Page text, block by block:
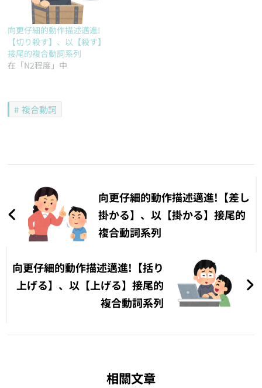
向更仔細的動作描述邁進!
【切り殺す】、以【殺す】
接尾的複合動詞系列
在「N2程度」中
複合動詞
導
向更仔細的動作描述邁進!【差し
掛かる】、以【掛かる】接尾的
複合動詞系列
向更仔細的動作描述邁進!【括り
上げる】、以【上げる】接尾的
複合動詞系列
相關文章